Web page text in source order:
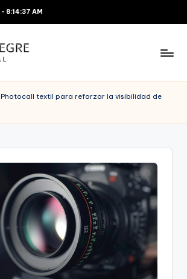
- 8:14:37 AM
Photocall textil para reforzar la visibilidad de